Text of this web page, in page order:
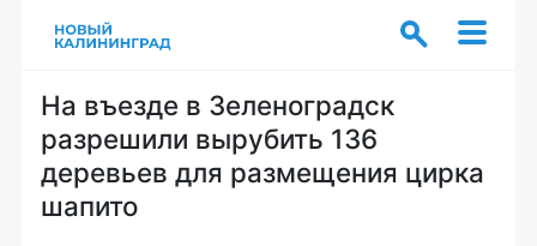
На въезде в Зеленоградск
разрешили вырубить 136
деревьев для размещения цирка
шапито